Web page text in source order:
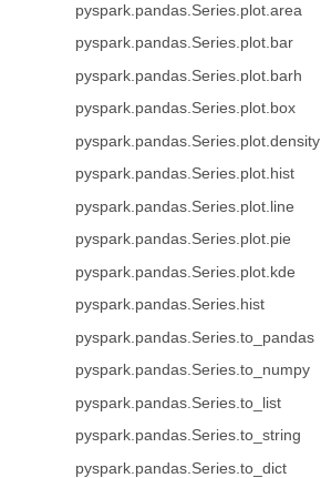
pyspark.pandas.Series.plot.area
pyspark.pandas.Series.plot.bar
pyspark.pandas.Series.plot.barh
pyspark.pandas.Series.plot.box
pyspark.pandas.Series.plot.density
pyspark.pandas.Series.plot.hist
pyspark.pandas.Series.plot.line
pyspark.pandas.Series.plot.pie
pyspark.pandas.Series.plot.kde
pyspark.pandas.Series.hist
pyspark.pandas.Series.to_pandas
pyspark.pandas.Series.to_numpy
pyspark.pandas.Series.to_list
pyspark.pandas.Series.to_string
pyspark.pandas.Series.to_dict